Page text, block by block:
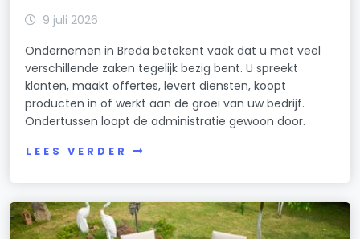
9 juli 2026
Ondernemen in Breda betekent vaak dat u met veel
verschillende zaken tegelijk bezig bent. U spreekt
klanten, maakt offertes, levert diensten, koopt
producten in of werkt aan de groei van uw bedrijf.
Ondertussen loopt de administratie gewoon door.
LEES VERDER